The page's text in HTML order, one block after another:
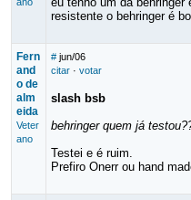
resistente o behringer é
Fern
and
o de
alm
eida
Veter
ano
# jun/06
citar· votar
slash bsb
behringer quem já
Testei e é ruim.
Prefiro Onerr ou hand